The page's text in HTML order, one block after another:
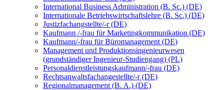
International Business Administration (B. Sc.) (DE)
Internationale Betriebswirtschaftslehre (B. Sc.) (DE)
Justizfachangstellte/-r (DE)
Kaufmann /-frau für Marketingkommunikation (DE)
Kaufmann/-frau für Büromanagement (DE)
Management und Produktionsingenieurwesen
(grundständiger Ingenieur-Studiengang) (PL)
Personaldienstleistungskaufmann/-frau (DE)
Rechtsanwaltsfachangestellte/-r (DE)
Regionalmanagement (B. A.) (DE)